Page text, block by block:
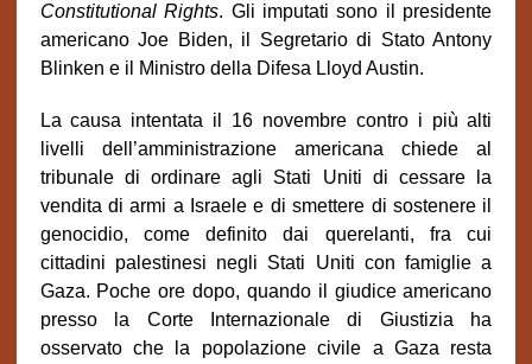
Constitutional Rights. Gli imputati sono il presidente
americano Joe Biden, il Segretario di Stato Antony
Blinken e il Ministro della Difesa Lloyd Austin.
La causa intentata il 16 novembre contro i più alti
livelli dell’amministrazione americana chiede al
tribunale di ordinare agli Stati Uniti di cessare la
vendita di armi a Israele e di smettere di sostenere il
genocidio, come definito dai querelanti, fra cui
cittadini palestinesi negli Stati Uniti con famiglie a
Gaza. Poche ore dopo, quando il giudice americano
presso la Corte Internazionale di Giustizia ha
osservato che la popolazione civile a Gaza resta